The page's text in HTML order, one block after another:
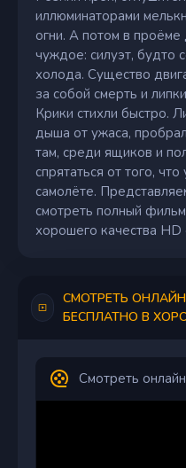
иллюминаторами
огни. А потом в
чуждое: силуэт, будто
холода. Существо
за собой смерть и
Крики стихли быстро.
дыша от ужаса,
там, среди ящиков и
спрятаться от того,
самолёте.
смотреть полный фильм
хорошего качества HD
СМОТРЕТЬ ОНЛАЙН
БЕСПЛАТНО В
Смотреть онлайн